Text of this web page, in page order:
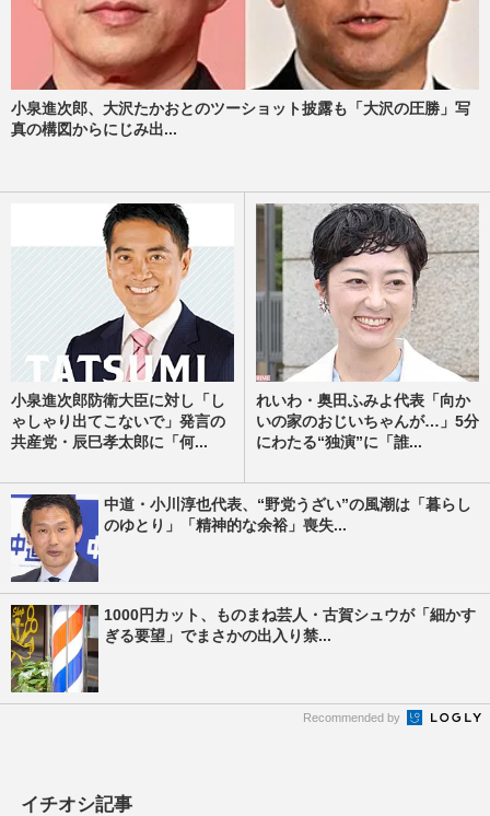
小泉進次郎、大沢たかおとのツーショット披露も「大沢の圧勝」写
真の構図からにじみ出...
小泉進次郎防衛大臣に対し「し
ゃしゃり出てこないで」発言の
共産党・辰巳孝太郎に「何...
れいわ・奥田ふみよ代表「向か
いの家のおじいちゃんが…」5分
にわたる“独演”に「誰...
中道・小川淳也代表、“野党うざい”の風潮は「暮らし
のゆとり」「精神的な余裕」喪失...
1000円カット、ものまね芸人・古賀シュウが「細かす
ぎる要望」でまさかの出入り禁...
Recommended by
イチオシ記事